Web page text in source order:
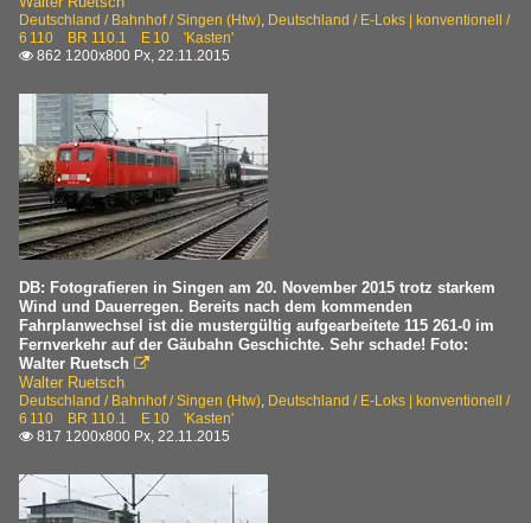
Deutschland / Bahnhof / Singen (Htw), Deutschland / E-Loks | konventionell /
6 110 BR 110.1 E 10 'Kasten'
 862 1200x800 Px, 22.11.2015
DB: Fotografieren in Singen am 20. November 2015 trotz starkem
Wind und Dauerregen. Bereits nach dem kommenden
Fahrplanwechsel ist die mustergültig aufgearbeitete 115 261-0 im
Fernverkehr auf der Gäubahn Geschichte. Sehr schade! Foto:
Walter Ruetsch 
Walter Ruetsch
Deutschland / Bahnhof / Singen (Htw), Deutschland / E-Loks | konventionell /
6 110 BR 110.1 E 10 'Kasten'
 817 1200x800 Px, 22.11.2015